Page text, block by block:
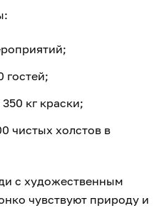
гостей;
кг краски;
чистых холстов в
с художественным
чувствуют природу и